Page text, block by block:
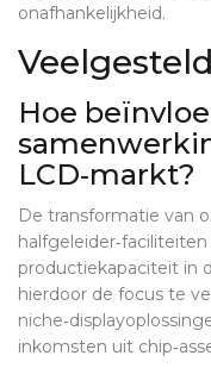
onafhankelijkheid.
Hoe
LCD‑markt?
De transformatie van
productiekapaciteit in
hierdoor de focus te
inkomsten uit